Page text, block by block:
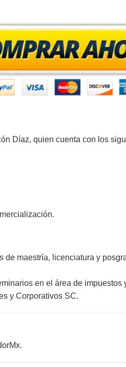
Díaz, quien cuenta con los
de maestría, licenciatura y
en el área de
y Corporativos SC.